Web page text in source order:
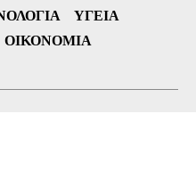
ΥΓΕΊΑ
ΟΙΚΟΝΟΜΊΑ